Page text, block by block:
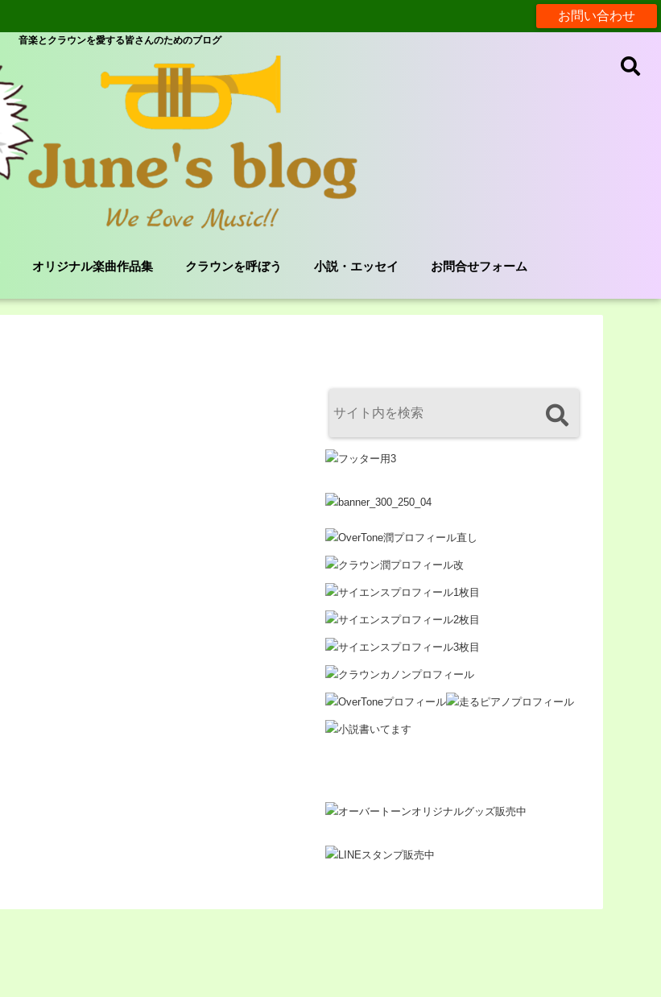
お問い合わせ
音楽とクラウンを愛する皆さんのためのブログ
オリジナル楽曲作品集 クラウンを呼ぼう 小説・エッセイ お問合せフォーム